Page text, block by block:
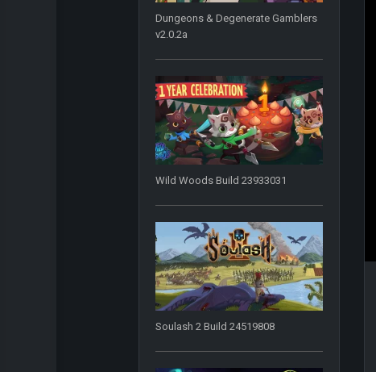
Dungeons & Degenerate Gamblers
v2.0.2a
Wild Woods Build 23933031
Soulash 2 Build 24519808